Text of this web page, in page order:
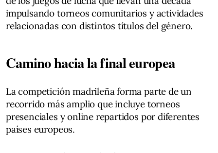
impulsando torneos comunitarios y actividades
relacionadas con distintos títulos del género.
Camino hacia la final europea
La competición madrileña forma parte de un
recorrido más amplio que incluye torneos
presenciales y online repartidos por diferentes
países europeos.